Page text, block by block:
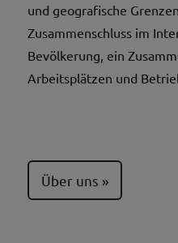
und geografische
Zusammenschluss im
Bevölkerung, ein
Arbeitsplätzen und
Über uns